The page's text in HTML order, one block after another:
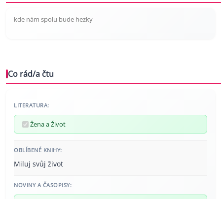
kde nám spolu bude hezky
Co rád/a čtu
LITERATURA:
Žena a Život
OBLÍBENÉ KNIHY:
Miluj svůj život
NOVINY A ČASOPISY: